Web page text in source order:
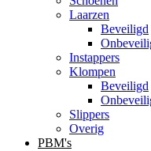
Laarzen
Beveiligd
Instappers
Klompen
Beveiligd
Slippers
Overig
PBM's